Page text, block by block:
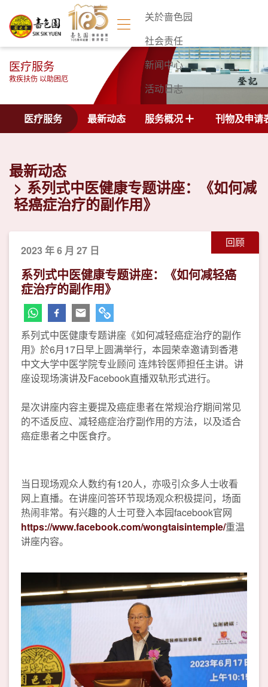
关於啬色园
社会责任
新闻中心
活动日志
联络我们
医疗服务
救疾扶伤 以助困厄
医疗服务 最新动态 服务概况 刊物及申请
最新动态
系列式中医健康专题讲座：《如何减
轻癌症治疗的副作用》
回顾
2023 年 6 月 27 日
系列式中医健康专题讲座：《如何减轻癌
症治疗的副作用》
系列式中医健康专题讲座《如何减轻癌症治疗的副作
用》於6月17日早上圆满举行，本园荣幸邀请到香港
中文大学中医学院专业顾问 连炜铃医师担任主讲。讲
座设现场演讲及Facebook直播双轨形式进行。
是次讲座内容主要提及癌症患者在常规治疗期间常见
的不适反应、减轻癌症治疗副作用的方法，以及适合
癌症患者之中医食疗。
当日现场观众人数约有120人，亦吸引众多人士收看
网上直播。在讲座问答环节现场观众积极提问，场面
热闹非常。有兴趣的人士可登入本园facebook官网
https://www.facebook.com/wongtaisintemple/重温
讲座内容。